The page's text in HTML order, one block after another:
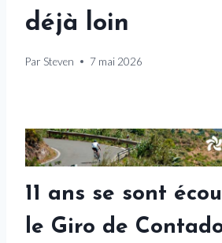
déjà loin
Par Steven 7 mai 2026
11 ans se sont
le Giro de